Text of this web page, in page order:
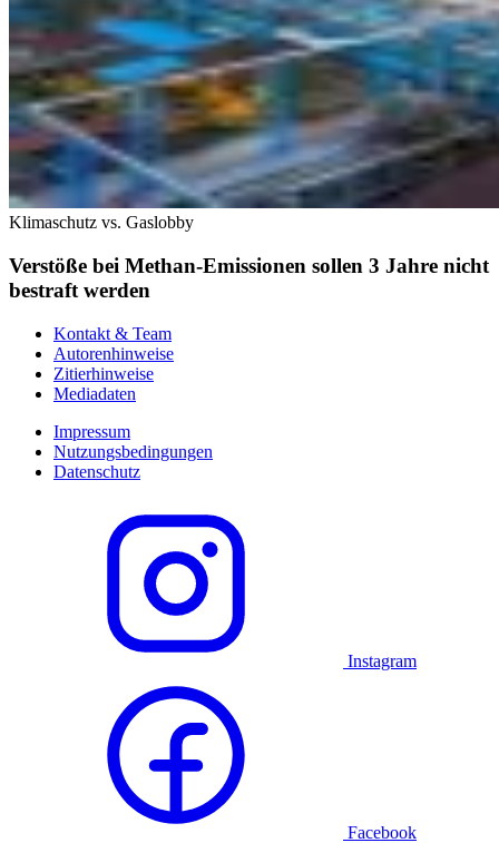
Klimaschutz vs. Gaslobby
Verstöße bei Methan-Emissionen sollen 3 Jahre nicht
bestraft werden
Kontakt & Team
Autorenhinweise
Zitierhinweise
Mediadaten
Impressum
Nutzungsbedingungen
Datenschutz
Instagram
Facebook